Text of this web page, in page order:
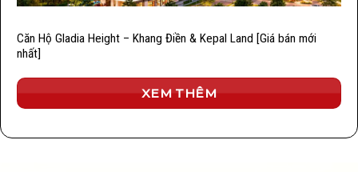
Căn Hộ Gladia Height – Khang Điền & Kepal Land [Giá bán mới
nhất]
XEM THÊM